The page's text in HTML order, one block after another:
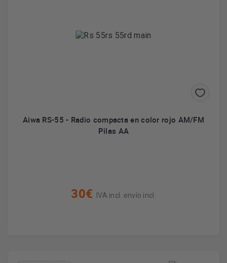
Aiwa RS-55 - Radio compacta en color rojo AM/FM
Pilas AA
30€ IVA incl. envío incl.